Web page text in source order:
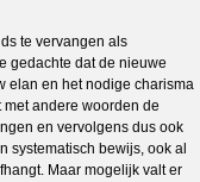
te vervangen als
gedachte dat de nieuwe
elan en het nodige charisma
andere woorden de
en vervolgens dus ook
systematisch bewijs, ook al
Maar mogelijk valt er